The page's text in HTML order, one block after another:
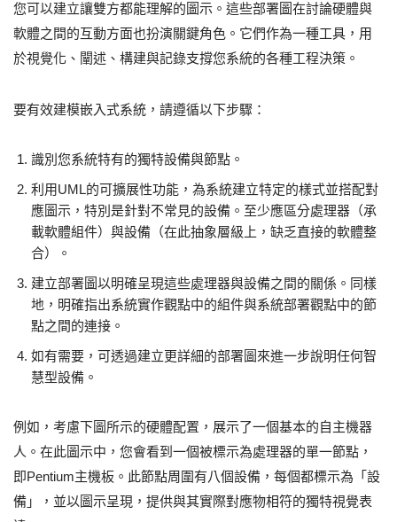
您可以建立讓雙方都能理解的圖示。這些部署圖在討論硬體與
軟體之間的互動方面也扮演關鍵角色。它們作為一種工具，用
於視覺化、闡述、構建與記錄支撐您系統的各種工程決策。
要有效建模嵌入式系統，請遵循以下步驟：
識別您系統特有的獨特設備與節點。
利用UML的可擴展性功能，為系統建立特定的樣式並搭配對
應圖示，特別是針對不常見的設備。至少應區分處理器（承
載軟體組件）與設備（在此抽象層級上，缺乏直接的軟體整
合）。
建立部署圖以明確呈現這些處理器與設備之間的關係。同樣
地，明確指出系統實作觀點中的組件與系統部署觀點中的節
點之間的連接。
如有需要，可透過建立更詳細的部署圖來進一步說明任何智
慧型設備。
例如，考慮下圖所示的硬體配置，展示了一個基本的自主機器
人。在此圖示中，您會看到一個被標示為處理器的單一節點，
即Pentium主機板。此節點周圍有八個設備，每個都標示為「設
備」，並以圖示呈現，提供與其實際對應物相符的獨特視覺表